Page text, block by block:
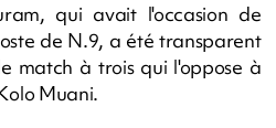
qui avait l'occasion de
de N.9, a été transparent
match à trois qui l'oppose à
Muani.